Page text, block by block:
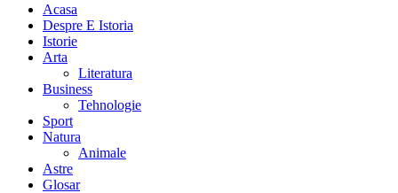
Acasa
Despre E Istoria
Istorie
Arta
Literatura
Business
Tehnologie
Sport
Natura
Animale
Astre
Glosar